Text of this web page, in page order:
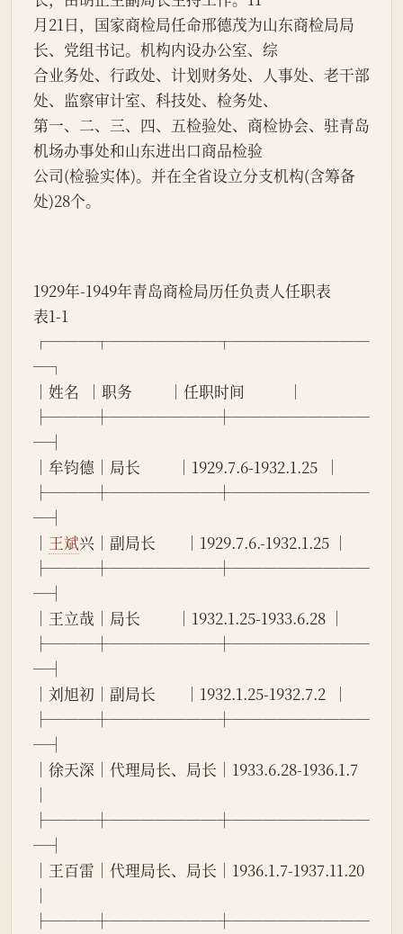
月21日，国家商检局任命邢德茂为山东商检局局
长、党组书记。机构内设办公室、综
合业务处、行政处、计划财务处、人事处、老干部
处、监察审计室、科技处、检务处、
第一、二、三、四、五检验处、商检协会、驻青岛
机场办事处和山东进出口商品检验
公司(检验实体)。并在全省设立分支机构(含筹备
处)28个。
1929年-1949年青岛商检局历任负责人任职表
表1-1
┌───┬───────┬─────────
─┐
│姓名  │职务          │任职时间            │
├───┼───────┼─────────
─┤
│牟钧德│局长          │1929.7.6-1932.1.25  │
├───┼───────┼─────────
─┤
│ 王斌兴│副局长        │1929.7.6.-1932.1.25 │
├───┼───────┼─────────
─┤
│王立哉│局长          │1932.1.25-1933.6.28 │
├───┼───────┼─────────
─┤
│刘旭初│副局长        │1932.1.25-1932.7.2  │
├───┼───────┼─────────
─┤
│徐天深│代理局长、局长│1933.6.28-1936.1.7
│
├───┼───────┼─────────
─┤
│王百雷│代理局长、局长│1936.1.7-1937.11.20
│
├───┼───────┼─────────